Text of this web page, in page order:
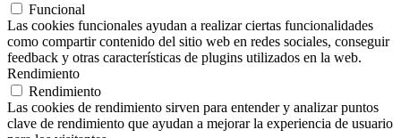
Funcional
Las cookies funcionales ayudan a realizar ciertas funcionalidades
como compartir contenido del sitio web en redes sociales, conseguir
feedback y otras características de plugins utilizados en la web.
Rendimiento
Rendimiento
Las cookies de rendimiento sirven para entender y analizar puntos
clave de rendimiento que ayudan a mejorar la experiencia de usuario